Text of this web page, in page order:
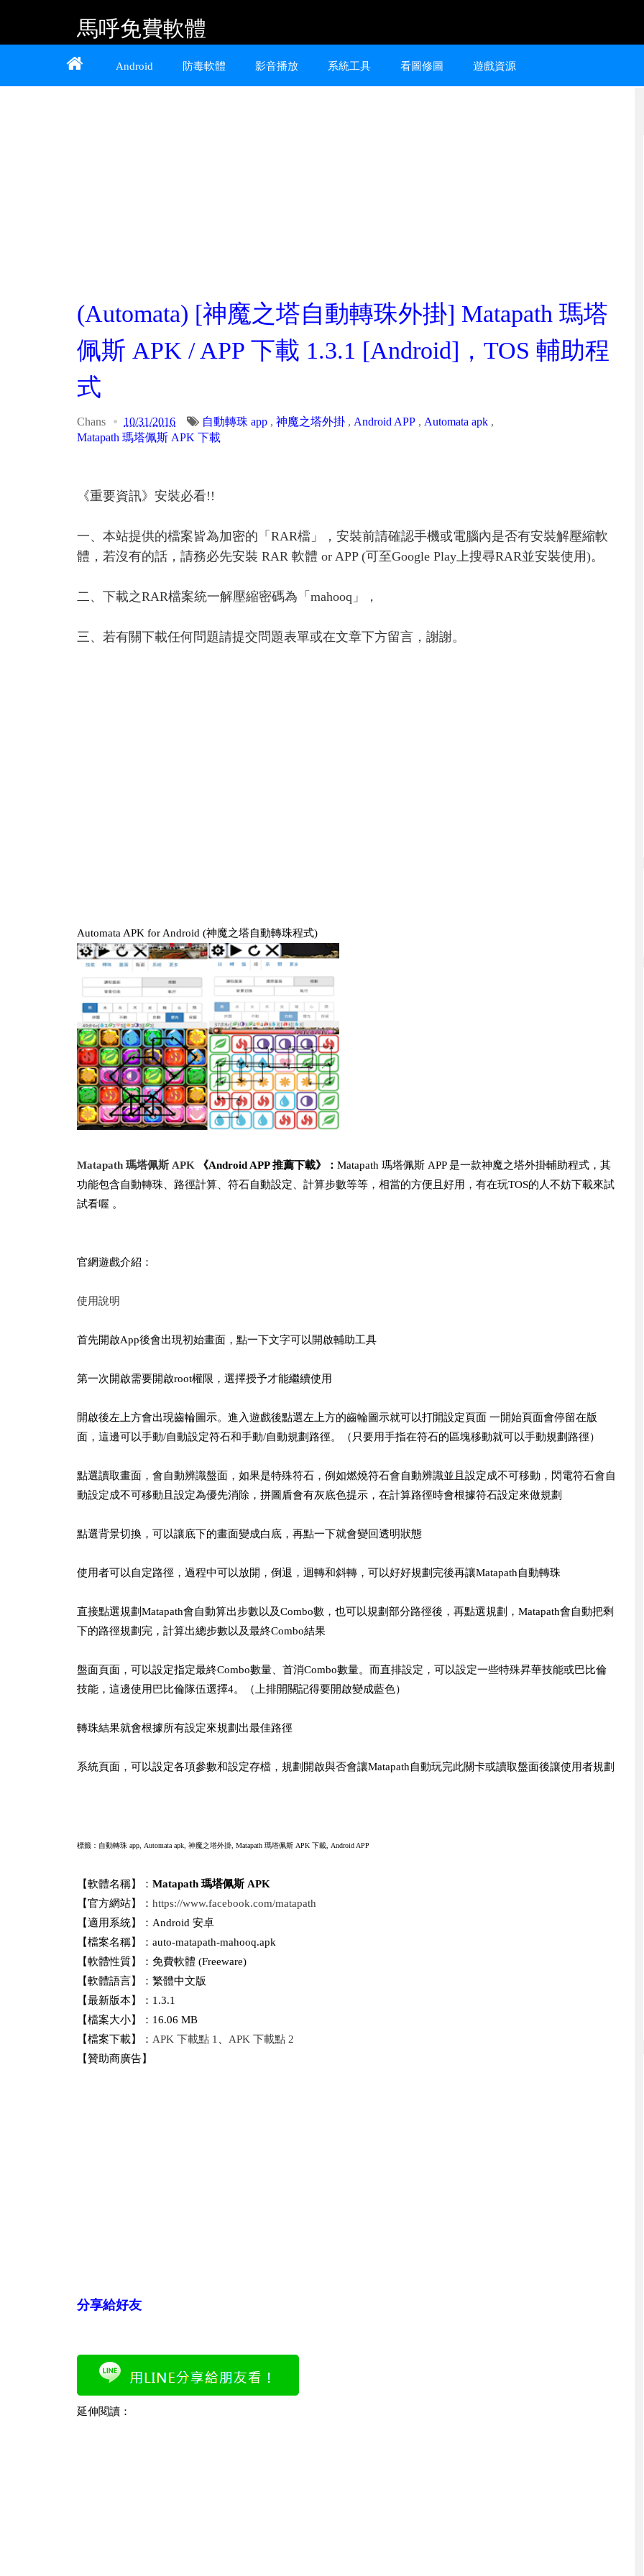
Home About Contact
馬呼免費軟體
提供 Android、iOS 好用的手機應用程式及
Android 防毒軟體 影音播放 系統工具 看圖修圖 遊戲資源
(Automata) [神魔之塔自動轉珠外掛] Matapath 瑪塔
佩斯 APK / APP 下載 1.3.1 [Android]，TOS 輔助程
式
Chans 10/31/2016 自動轉珠 app , 神魔之塔外掛 , Android APP , Automata apk ,
Matapath 瑪塔佩斯 APK 下載
《重要資訊》安裝必看!!
一、本站提供的檔案皆為加密的「RAR檔」，安裝前請確認手機或電腦內是否有安裝解壓縮軟
體，若沒有的話，請務必先安裝 RAR 軟體 or APP (可至Google Play上搜尋RAR並安裝使用)。
二、下載之RAR檔案統一解壓縮密碼為「mahooq」，
三、若有關下載任何問題請提交問題表單或在文章下方留言，謝謝。
Automata APK for Android (神魔之塔自動轉珠程式)
Matapath 瑪塔佩斯 APK 《Android APP 推薦下載》： Matapath 瑪塔佩斯 APP 是一款神魔之塔外掛輔助程式，其
功能包含自動轉珠、路徑計算、符石自動設定、計算步數等等，相當的方便且好用，有在玩TOS的人不妨下載來試
試看喔 。
官網遊戲介紹：
使用說明
首先開啟App後會出現初始畫面，點一下文字可以開啟輔助工具
第一次開啟需要開啟root權限，選擇授予才能繼續使用
開啟後左上方會出現齒輪圖示。進入遊戲後點選左上方的齒輪圖示就可以打開設定頁面 一開始頁面會停留在版
面，這邊可以手動/自動設定符石和手動/自動規劃路徑。（只要用手指在符石的區塊移動就可以手動規劃路徑）
點選讀取畫面，會自動辨識盤面，如果是特殊符石，例如燃燒符石會自動辨識並且設定成不可移動，閃電符石會自
動設定成不可移動且設定為優先消除，拼圖盾會有灰底色提示，在計算路徑時會根據符石設定來做規劃
點選背景切換，可以讓底下的畫面變成白底，再點一下就會變回透明狀態
使用者可以自定路徑，過程中可以放開，倒退，迴轉和斜轉，可以好好規劃完後再讓Matapath自動轉珠
直接點選規劃Matapath會自動算出步數以及Combo數，也可以規劃部分路徑後，再點選規劃，Matapath會自動把剩
下的路徑規劃完，計算出總步數以及最終Combo結果
盤面頁面，可以設定指定最終Combo數量、首消Combo數量。而直排設定，可以設定一些特殊昇華技能或巴比倫
技能，這邊使用巴比倫隊伍選擇4。（上排開關記得要開啟變成藍色）
轉珠結果就會根據所有設定來規劃出最佳路徑
系統頁面，可以設定各項參數和設定存檔，規劃開啟與否會讓Matapath自動玩完此關卡或讀取盤面後讓使用者規劃
標籤：自動轉珠 app, Automata apk, 神魔之塔外掛, Matapath 瑪塔佩斯 APK 下載, Android APP
【軟體名稱】： Matapath 瑪塔佩斯 APK
【官方網站】： https://www.facebook.com/matapath
【適用系統】：Android 安卓
【檔案名稱】：auto-matapath-mahooq.apk
【軟體性質】：免費軟體 (Freeware)
【軟體語言】：繁體中文版
【最新版本】：1.3.1
【檔案大小】：16.06 MB
【檔案下載】： APK 下載點 1、 APK 下載點 2
【贊助商廣告】
分享給好友
延伸閱讀：